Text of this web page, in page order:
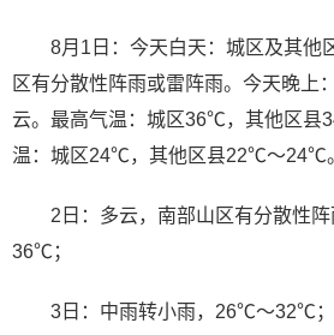
8月1日：今天白天：城区及其他
区有分散性阵雨或雷阵雨。今天晚上
云。最高气温：城区36℃，其他区
温：城区24℃，其他区县22℃～24℃
2日：多云，南部山区有分散性
36℃；
3日：中雨转小雨，26℃～32℃；